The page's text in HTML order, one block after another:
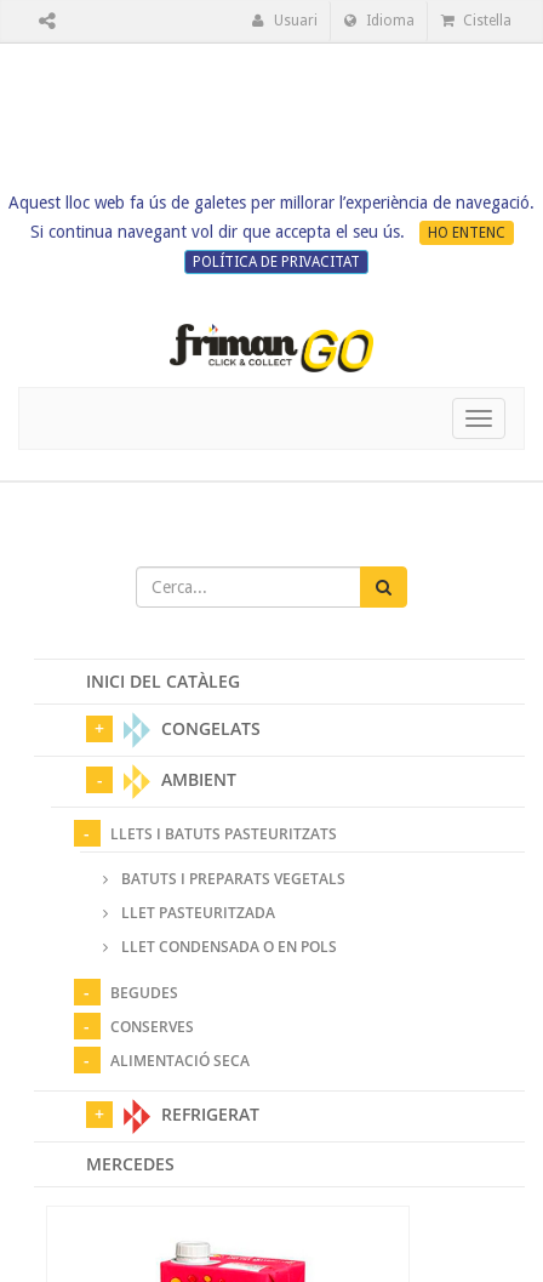
Aquest lloc web fa ús de galetes per millorar l’experiència de navegació.
Si continua navegant vol dir que accepta el seu ús.
HO ENTENC
POLÍTICA DE PRIVACITAT
Usuari Idioma Cistella
Toggle
INICI DEL CATÀLEG
CONGELATS
AMBIENT
LLETS I BATUTS PASTEURITZATS
BATUTS I PREPARATS VEGETALS
LLET PASTEURITZADA
LLET CONDENSADA O EN POLS
BEGUDES
CONSERVES
ALIMENTACIÓ SECA
REFRIGERAT
MERCEDES